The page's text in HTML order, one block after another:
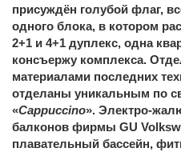
присуждён голубой флаг,
одного блока, в котором
2+1 и 4+1 дуплекс, одна
консъержу комплекса.
материалами последних
отделаны уникальным по
«Cappuccino». Электро-
балконов фирмы GU
плавательный бассейн,